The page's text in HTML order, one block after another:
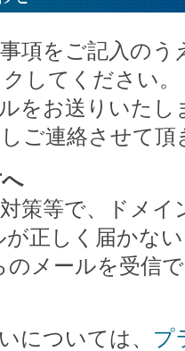
項をご記入のう
してください。
をお送りいた
ご連絡させて頂
策等で、ドメイ
が正しく届かな
のメールを受信
については、 プ